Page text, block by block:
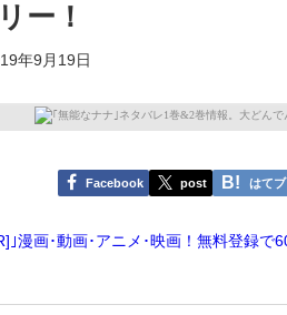
ー！
年9月19日
Facebook post はてブ
｣漫画･動画･アニメ･映画！無料登録